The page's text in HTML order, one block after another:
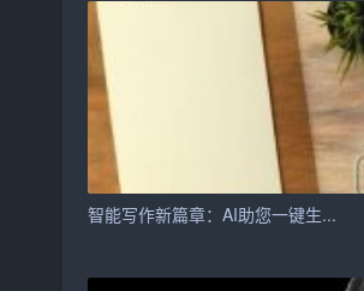
智能写作新篇章：AI助您一键生...